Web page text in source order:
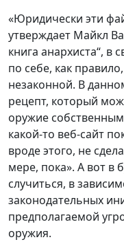
«Юридически эти
утверждает Майкл
книга анархиста“,
по себе, как
незаконной. В
рецепт, который
оружие
какой-то веб-сайт
вроде этого, не
мере, пока». А вот в
случиться, в
законодательных
предполагаемой
оружия.